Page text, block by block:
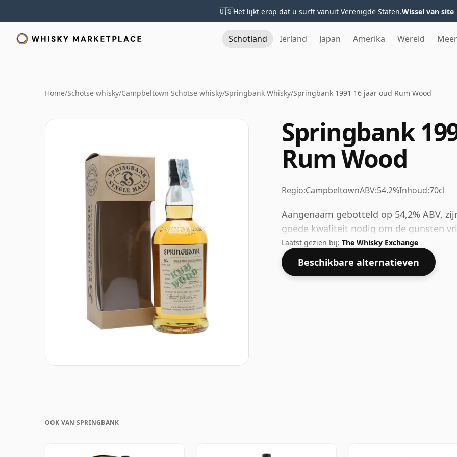
🇺🇸Het lijkt erop dat u surft vanuit Verenigde Staten.Wissel van site
Schotland Ierland Japan Amerika Wereld Meer
Home/Schotse whisky/Campbeltown Schotse whisky/Springbank Whisky/Springbank 1991 16 jaar oud Rum Wood
Springbank
Rum Wood
Regio:CampbeltownABV:54.2%Inhoud:70cl
Aangenaam gebotteld op 54,2% ABV,
goede kwaliteit nodig om de gunsten
Laatst gezien bij: The Whisky Exchange
Beschikbare alternatieven
OOK VAN SPRINGBANK